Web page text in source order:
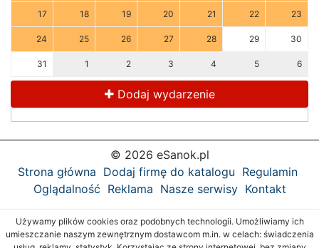
17 18 19 20 21 22 23
24 25 26 27 28 29 30
31 1 2 3 4 5 6
Dodaj wydarzenie
© 2026 eSanok.pl
Strona główna Dodaj firmę do katalogu Regulamin
Oglądalność Reklama Nasze serwisy Kontakt
Używamy plików cookies oraz podobnych technologii. Umożliwiamy ich
umieszczanie naszym zewnętrznym dostawcom m.in. w celach: świadczenia